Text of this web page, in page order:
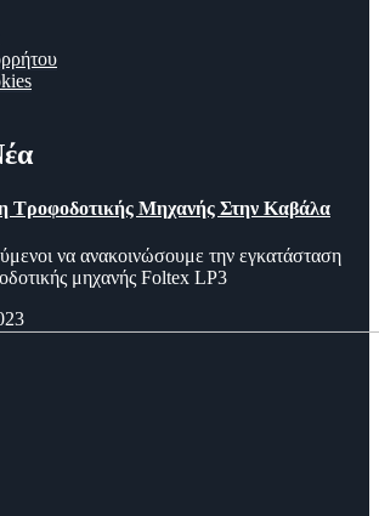
Τροφοδοτικής Μηχανής Στην Καβάλα
να ανακοινώσουμε την εγκατάσταση
μηχανής Foltex LP3